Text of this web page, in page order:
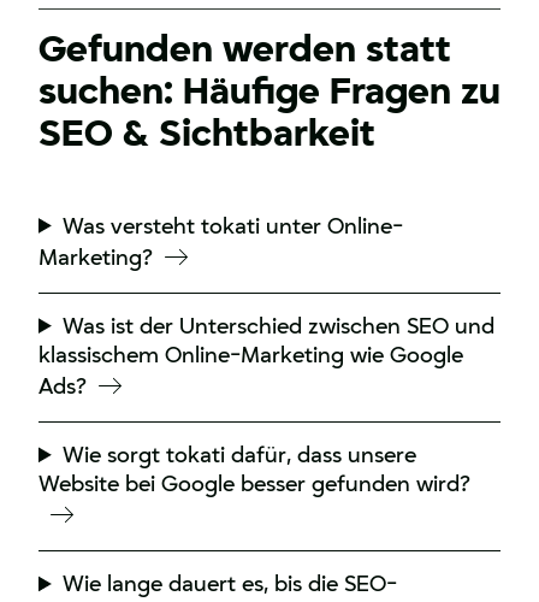
Gefunden werden statt
suchen: Häufige Fragen zu
SEO & Sichtbarkeit
Was versteht tokati unter Online-
Marketing?
Was ist der Unterschied zwischen SEO und
klassischem Online-Marketing wie Google
Ads?
Wie sorgt tokati dafür, dass unsere
Website bei Google besser gefunden wird?
Wie lange dauert es, bis die SEO-